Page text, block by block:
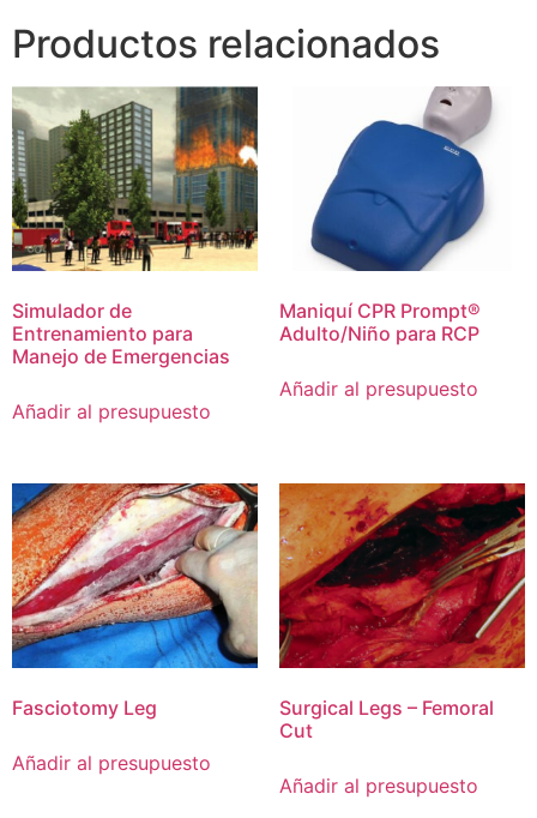
Productos relacionados
Simulador de
Entrenamiento para
Manejo de Emergencias
Añadir al presupuesto
Maniquí CPR Prompt®
Adulto/Niño para RCP
Añadir al presupuesto
Fasciotomy Leg
Añadir al presupuesto
Surgical Legs – Femoral
Cut
Añadir al presupuesto